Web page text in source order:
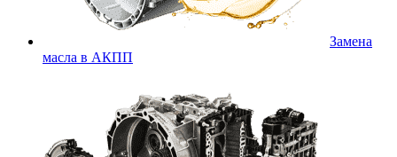
Замена
масла в АКПП